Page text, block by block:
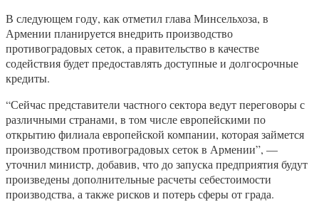
В следующем году, как отметил глава Минсельхоза, в
Армении планируется внедрить производство
противоградовых сеток, а правительство в качестве
содействия будет предоставлять доступные и долгосрочные
кредиты.
“Сейчас представители частного сектора ведут переговоры с
различными странами, в том числе европейскими по
открытию филиала европейской компании, которая займется
производством противоградовых сеток в Армении”, —
уточнил министр, добавив, что до запуска предприятия будут
произведены дополнительные расчеты себестоимости
производства, а также рисков и потерь сферы от града.